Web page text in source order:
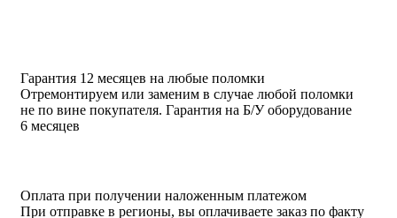
Гарантия 12 месяцев на любые поломки
Отремонтируем или заменим в случае любой поломки
не по вине покупателя. Гарантия на Б/У оборудование
6 месяцев
Оплата при получении наложенным платежом
При отправке в регионы, вы оплачиваете заказ по факту